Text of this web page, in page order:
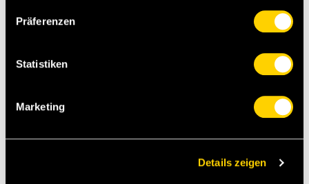
Präferenzen
Statistiken
Marketing
Details zeigen
René Schaller
Fritz Wagner
James Romy
John Hürbin
Albert Guerne
Paul Schmid
Hans Stegmeier
Tore
12' René Schaller (1:0)